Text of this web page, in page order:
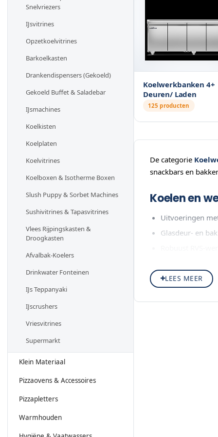
Snelvriezers
IJsvitrines
Opzetkoelvitrines
Barkoelkasten
Drankendispensers (Gekoeld)
Gekoeld Buffet & Saladebar
IJsmachines
Koelkisten
Koelplaten
Koelvitrines
Koelboxen & Isotherme Boxen
Slush Puppy & Sorbet Machines
Sushivitrines & Tapasvitrines
Vlees Rijpingskasten &
Droogkasten
Afvalbak-Koelers
Drinkwater Fonteinen
IJs Teppanyaki
IJscrushers
Vriesvitrines
Supermarkt
Klein Materiaal
Pizzaovens & Accessoires
Pizzapletters
Warmhouden
Koelwerkbanken 4+
Deuren/ Laden
125 producten
De categorie
snackbars en
Koelen en
Uitvoeringen
Glasdeur- en
Werk efficiënter
LEES MEER